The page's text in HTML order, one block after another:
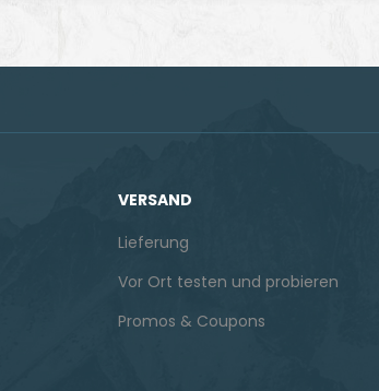
VERSAND
Lieferung
Vor Ort testen und probieren
Promos & Coupons